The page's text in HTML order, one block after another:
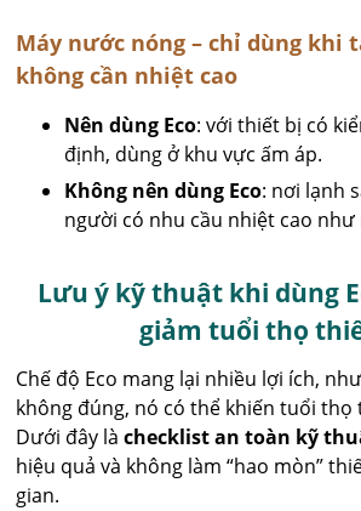
Máy nước nóng – chỉ dùng khi
không cần nhiệt cao
Nên dùng Eco: với thiết bị có
định, dùng ở khu vực ấm áp.
Không nên dùng Eco: nơi lạnh
người có nhu cầu nhiệt cao
Lưu ý kỹ thuật khi dùng
giảm tuổi thọ
Chế độ Eco mang lại nhiều lợi ích,
không đúng, nó có thể khiến tuổi
Dưới đây làchecklist an toàn kỹ
hiệu quả và không làm “hao mòn”
gian.